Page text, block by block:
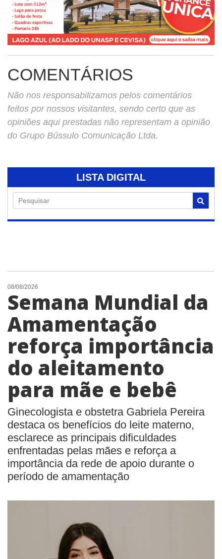
COMENTÁRIOS
Não nos responsabilizamos pelos comentários
feitos por nossos visitantes, sendo certo que as
opiniões aqui prestadas não representam a opinião
do Grupo Bússulo Comunicação Ltda.
LISTA DIGITAL
Pesquisar
08/08/2026
Semana Mundial da
Amamentação
reforça importância
do aleitamento
para mãe e bebê
Ginecologista e obstetra Gabriela Pereira
destaca os benefícios do leite materno,
esclarece as principais dificuldades
enfrentadas pelas mães e reforça a
importância da rede de apoio durante o
período de amamentação